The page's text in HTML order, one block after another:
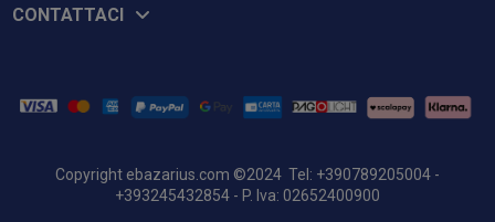
CONTATTACI
Copyright ebazarius.com ©2024 Tel: +390789205004 -
+393245432854 - P. Iva: 02652400900